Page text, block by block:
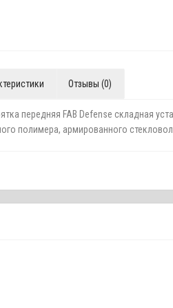
Отзывы (0)
передняя FAB Defense складная
полимера, армированного